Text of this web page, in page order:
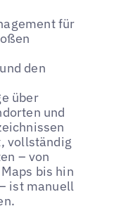
für
den
über
und
vollständig
– von
bis hin
ist manuell